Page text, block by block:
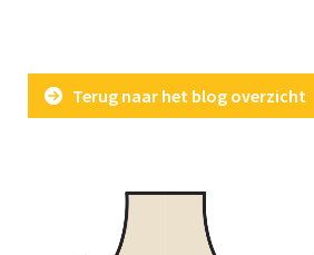
Terug naar het blog overzicht